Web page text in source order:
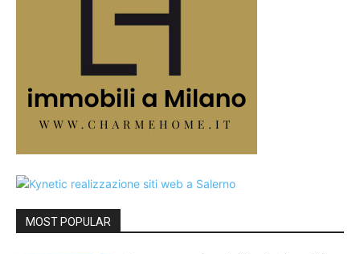
MOST POPULAR